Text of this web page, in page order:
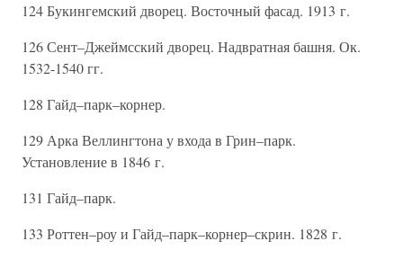
124 Букингемский дворец. Восточный фасад. 1913 г.
126 Сент–Джеймсский дворец. Надвратная башня. Ок.
1532-1540 гг.
128 Гайд–парк–корнер.
129 Арка Веллингтона у входа в Грин–парк.
Установление в 1846 г.
131 Гайд–парк.
133 Роттен–роу и Гайд–парк–корнер–скрин. 1828 г.